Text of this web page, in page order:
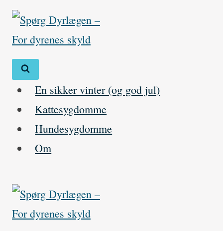
Skip
content
En sikker vinter (og god jul)
Kattesygdomme
Hundesygdomme
Om